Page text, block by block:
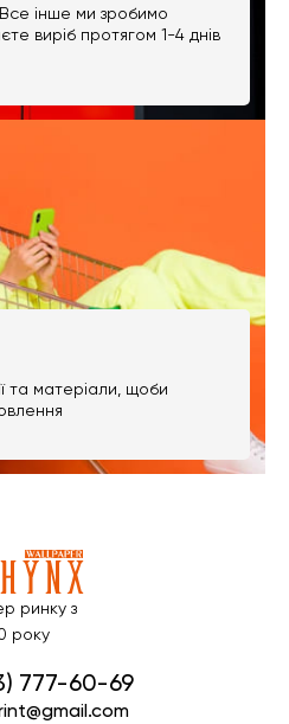
інше ми зробимо
виріб протягом 1-4 днів
та матеріали, щоби
ринку з
року
777-60-69